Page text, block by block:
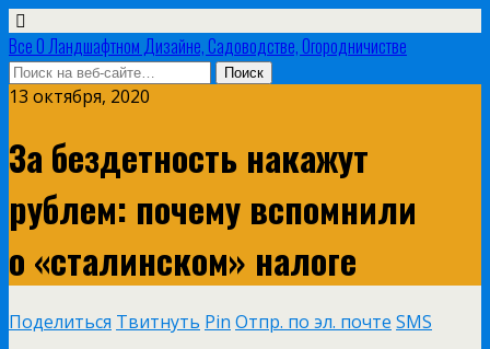
Все О Ландшафтном Дизайне, Садоводстве, Огородничистве
13 октября, 2020
За бездетность накажут
рублем: почему вспомнили
о «сталинском» налоге
Поделиться Твитнуть Pin Отпр. по эл. почте SMS